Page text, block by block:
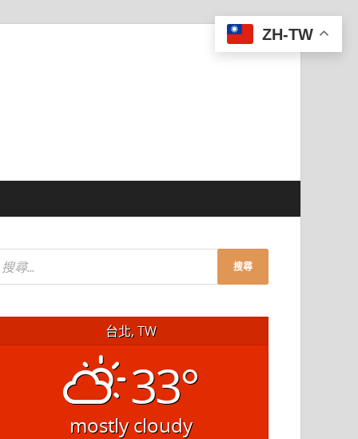
台北, TW
33°
mostly cloudy
ZH-TW